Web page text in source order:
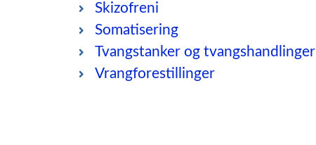
Skizofreni
Somatisering
Tvangstanker og tvangshandlinger
Vrangforestillinger